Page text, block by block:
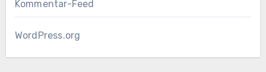
Kommentar-Feed
WordPress.org